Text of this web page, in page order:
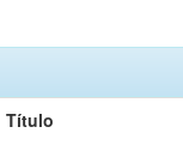
Título